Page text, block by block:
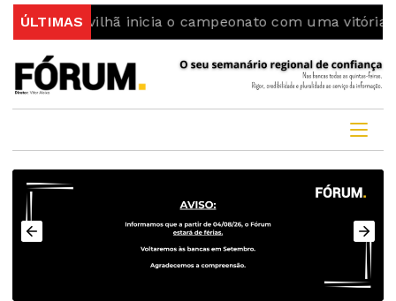
ÚLTIMASinicia o campeonato com uma vitória